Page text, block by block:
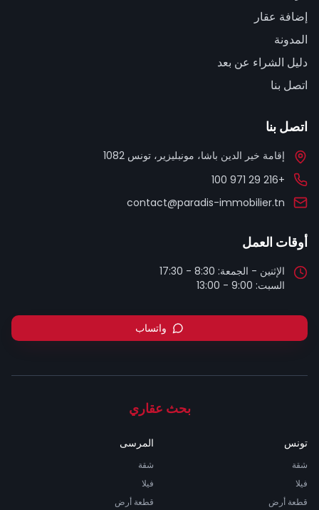
إضافة عقار
المدونة
دليل الشراء عن بعد
اتصل بنا
اتصل بنا
إقامة خير الدين باشا، مونبليزير، تونس 1082
+216 29 971 100
contact@paradis-immobilier.tn
أوقات العمل
السبت: 9:00 - 13:00
واتساب
بحث عقاري
تونس
شقة
فيلا
قطعة أرض
المرسى
شقة
فيلا
قطعة أرض